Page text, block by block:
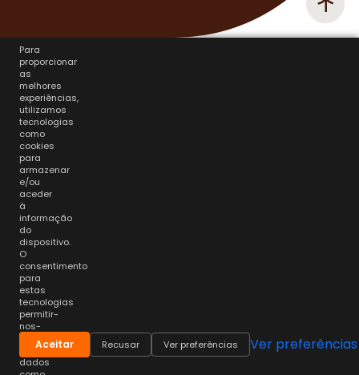
Para
proporcionar
as
melhores
experiências,
utilizamos
tecnologias
como
cookies
para
armazenar
e/ou
aceder
à
informação
do
dispositivo.
O
consentimento
para
estas
tecnologias
permitir-
nos-
á
processar
dados
Aceitar Recusar Ver preferências Ver preferências